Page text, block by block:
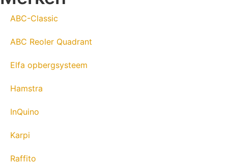
ABC-Classic
ABC Reoler Quadrant
Elfa opbergsysteem
Hamstra
InQuino
Karpi
Raffito